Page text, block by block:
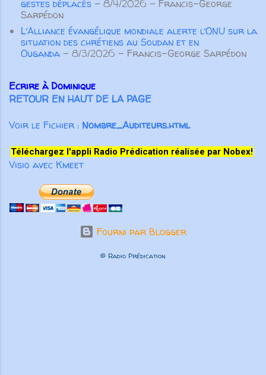
Considérons maintenant la
merveille la plus étonnante du
corps humain : l...
gestes déplacés - 8/4/2026 - Francis-George
Sarpédon
L’Alliance évangélique mondiale alerte l’ONU sur la
situation des chrétiens au Soudan et en
Ouganda - 8/3/2026 - Francis-George Sarpédon
Ecrire à Dominique
RETOUR EN HAUT DE LA PAGE
Voir le Fichier : Nombre_Auditeurs.html
Téléchargez l'appli Radio Prédication réalisée par Nobex!
Visio avec Kmeet
Fourni par Blogger
© Radio Prédication